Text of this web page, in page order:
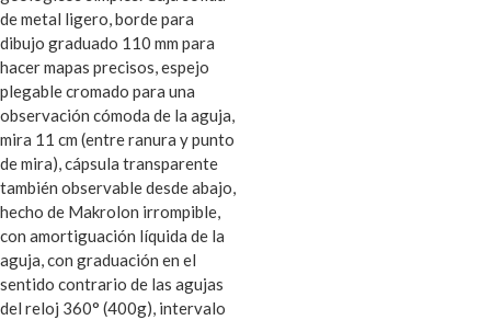
de metal ligero, borde para
dibujo graduado 110 mm para
hacer mapas precisos, espejo
plegable cromado para una
observación cómoda de la aguja,
mira 11 cm (entre ranura y punto
de mira), cápsula transparente
también observable desde abajo,
hecho de Makrolon irrompible,
con amortiguación líquida de la
aguja, con graduación en el
sentido contrario de las agujas
del reloj 360° (400g), intervalo